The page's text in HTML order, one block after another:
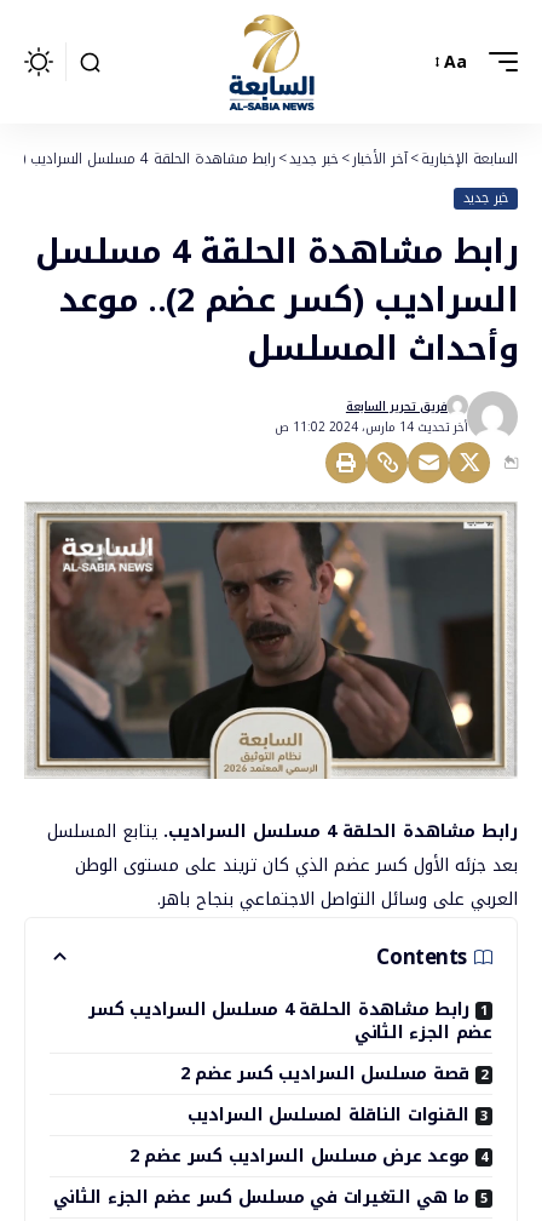
Aa
السابعة الإخبارية>آخر الأخبار>خبر جديد>رابط مشاهدة الحلقة 4 مسلسل السراديب (كسر عضم 2).. موعد وأحداث المسلسل
خبر جديد
رابط مشاهدة الحلقة 4 مسلسل
السراديب (كسر عضم 2).. موعد
وأحداث المسلسل
أخر تحديث 14 مارس، 2024 11:02 ص
فريق تحرير السابعة
رابط مشاهدة الحلقة 4 مسلسل السراديب.
يتابع المسلسل
بعد جزئه الأول كسر عضم الذي كان تريند على مستوى الوطن
العربي على وسائل التواصل الاجتماعي بنجاح باهر.
Contents
رابط مشاهدة الحلقة 4 مسلسل السراديب كسر
عضم الجزء الثاني
قصة مسلسل السراديب كسر عضم 2
القنوات الناقلة لمسلسل السراديب
موعد عرض مسلسل السراديب كسر عضم 2
ما هي التغيرات في مسلسل كسر عضم الجزء الثاني